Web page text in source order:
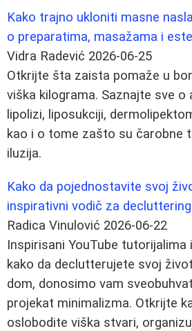
Kako trajno ukloniti masne
o preparatima, masažama i
Vidra Radević 2026-06-25
Otkrijte šta zaista pomaže u
viška kilograma. Saznajte sve o
lipolizi, liposukciji,
kao i o tome zašto su čarobne
iluzija.
Kako da pojednostavite svoj
inspirativni vodič za
Radica Vinulović 2026-06-22
Inspirisani YouTube
kako da declutterujete svoj
dom, donosimo vam
projekat minimalizma. Otkrijte
oslobodite viška stvari,